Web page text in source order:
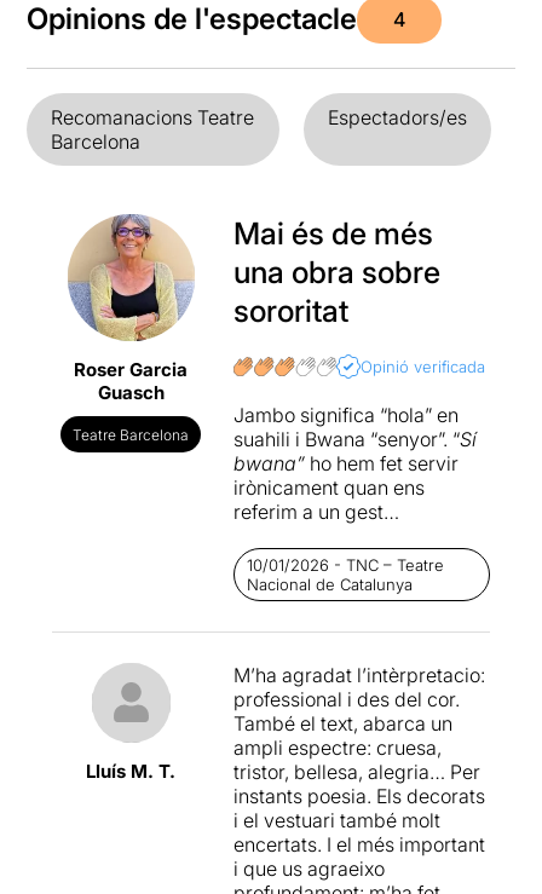
Opinions de l'espectacle 4
Recomanacions Teatre
Barcelona
Espectadors/es
Roser Garcia
Guasch
Teatre Barcelona
Mai és de més
una obra sobre
sororitat
Opinió verificada
Jambo significa “hola” en
suahili i Bwana “senyor”. “Sí
bwana”ho hem fet servir
irònicament quan ens
referim a un gest
Però el títol fa referència a
un respecte per l’altre i una
relació del’autor i director
Manel Duesoamb l’Àfrica
Montse Germán, Àurea
Márquez i Antònia Jaume
són tres amigues que es
troben uns dies abans de
Nadal per estar juntes. Les
uneix la soledat i el patiment,
cada una de diferents
maneres però també les
10/01/2026 - TNC – Teatre
Nacional de Catalunya
Lluís M. T.
M’ha agradat l’intèrpretacio:
professional i des del cor.
També el text, abarca un
ampli espectre: cruesa,
tristor, bellesa, alegria… Per
instants poesia. Els decorats
i el vestuari també molt
encertats. I el més important
i que us agraeixo